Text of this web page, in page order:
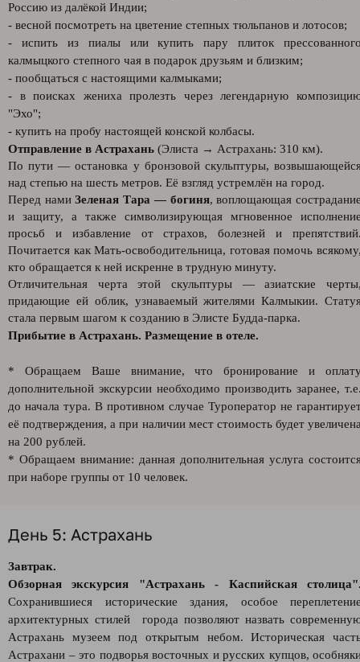
Россию из далёкой Индии;
- весной посмотреть на цветение степных тюльпанов и лотосов;
- испить из пиалы или купить пару плиток
калмыцкого степного чая в подарок друзьям и близким;
- пообщаться с настоящими калмыками;
- в поисках жениха пролезть через легендарную
"Эхо";
- купить на пробу настоящей конской колбасы.
Отправление в Астрахань (Элиста → Астрахань: 310 км).
По пути — остановка у бронзовой скульптуры,
над степью на шесть метров. Её взгляд устремлён на город.
Перед намиЗеленая Тара — богиня, воплощающая
и защиту, а также символизирующая мгновенное
просьб и избавление от страхов, болезней и
Почитается как Мать-освободительница, готовая помочь
кто обращается к ней искренне в трудную минуту.
Отличительная черта этой скульптуры — азиатские
придающие ей облик, узнаваемый жителями Калмыкии.
стала первым шагом к созданию в Элисте Будда-парка.
Прибытие в Астрахань. Размещение в отеле.
* Обращаем Ваше внимание, что бронирование и
дополнительной экскурсии необходимо производить заранее,
до начала тура. В противном случае Туроператор не
её подтверждения, а при наличии мест стоимость будет
на 200 рублей.
* Обращаем внимание: данная дополнительная услуга
при наборе группы от 10 человек.
День 5: Астрахань
Завтрак.
Обзорная экскурсия "Астрахань - Каспийская
Сохранившиеся исторические здания, особое
архитектурных стилей города позволяют назвать
Астрахань музеем под открытым небом. Историческая
Астрахани – это подворья восточных и русских купцов,